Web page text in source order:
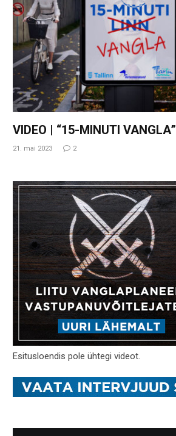
VIDEO | “15-MINUTI VANGLA”
21. mai 2023 2
Esitusloendis pole ühtegi videot.